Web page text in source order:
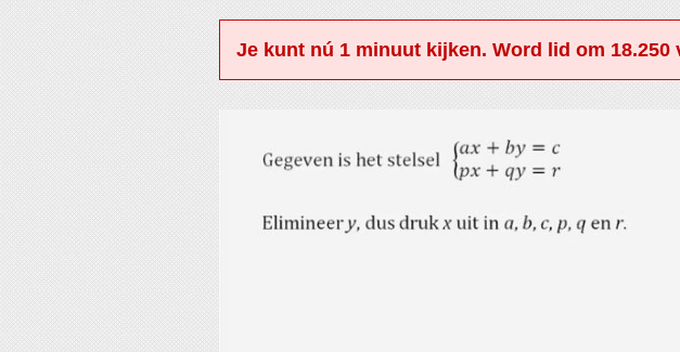
Je kunt nú 1 minuut kijken. Word lid om